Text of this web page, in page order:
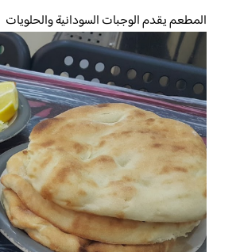
المطعم يقدم الوجبات السودانية والحلويات